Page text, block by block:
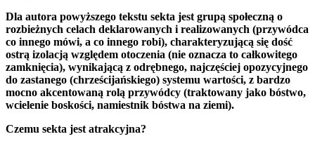
Dla autora powyższego tekstu sekta jest grupą społeczną o
rozbieżnych celach deklarowanych i realizowanych (przywódca
co innego mówi, a co innego robi), charakteryzującą się dość
ostrą izolacją względem otoczenia (nie oznacza to całkowitego
zamknięcia), wynikającą z odrębnego, najczęściej opozycyjnego
do zastanego (chrześcijańskiego) systemu wartości, z bardzo
mocno akcentowaną rolą przywódcy (traktowany jako bóstwo,
wcielenie boskości, namiestnik bóstwa na ziemi).
Czemu sekta jest atrakcyjna?